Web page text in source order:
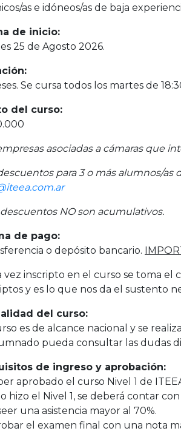
as e idóneos/as de baja
de inicio:
25 de Agosto 2026.
Se cursa todos los martes de
del curso:
asociadas a cámaras que
para 3 o más alumnos/as
descuentos NO son acumulativos.
de pago:
o depósito bancario.
vez inscripto en el curso se toma el
y es lo que nos da el sustento
del curso:
es de alcance nacional y se
pueda consultar las dudas
de ingreso y aprobación:
aprobado el curso Nivel 1 de
hizo el Nivel 1, se deberá contar
una asistencia mayor al 70%.
el examen final con una nota